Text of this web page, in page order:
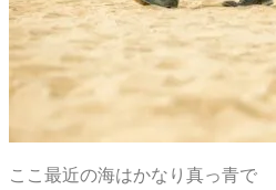
ここ最近の海はかなり真っ青で